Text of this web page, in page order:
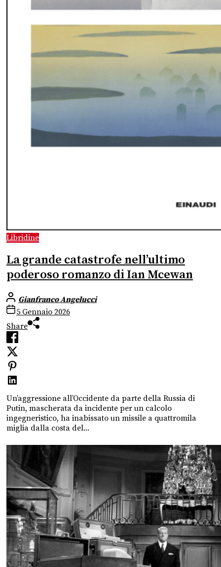
Libridine
La grande catastrofe nell’ultimo
poderoso romanzo di Ian Mcewan
Gianfranco Angelucci
5 Gennaio 2026
Share
Un’aggressione all’Occidente da parte della Russia di
Putin, mascherata da incidente per un calcolo
ingegneristico, ha inabissato un missile a quattromila
miglia dalla costa del...